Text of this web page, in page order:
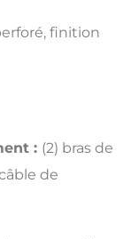
finition
: (2) bras de
de